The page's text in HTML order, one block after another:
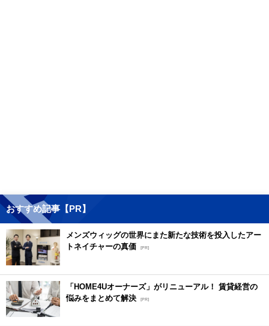
おすすめ記事【PR】
メンズウィッグの世界にまた新たな技術を投入したアー
トネイチャーの真価 [PR]
「HOME4Uオーナーズ」がリニューアル！ 賃貸経営の
悩みをまとめて解決 [PR]